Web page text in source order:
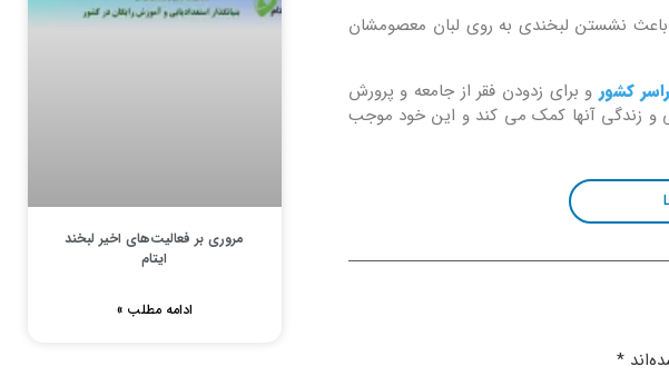
باعث نشستن لبخندی به روی لبان معصومشان
کشور و برای زدودن فقر از جامعه و پرورش
و زندگی آنها کمک می کند و این خود موجب
*
مروری بر فعالیت‌های اخیر لبخند
ایتام
ادامه مطلب »